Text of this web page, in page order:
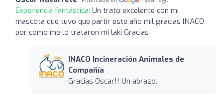
Experiencia fantástica: Un trato excelente con mi
mascota que tuvo que partir este año mil gracias INACO
por como me lo trataron mi laki Gracias
INACO Incineración Animales de
Compañía
Gracias Oscar!! Un abrazo.